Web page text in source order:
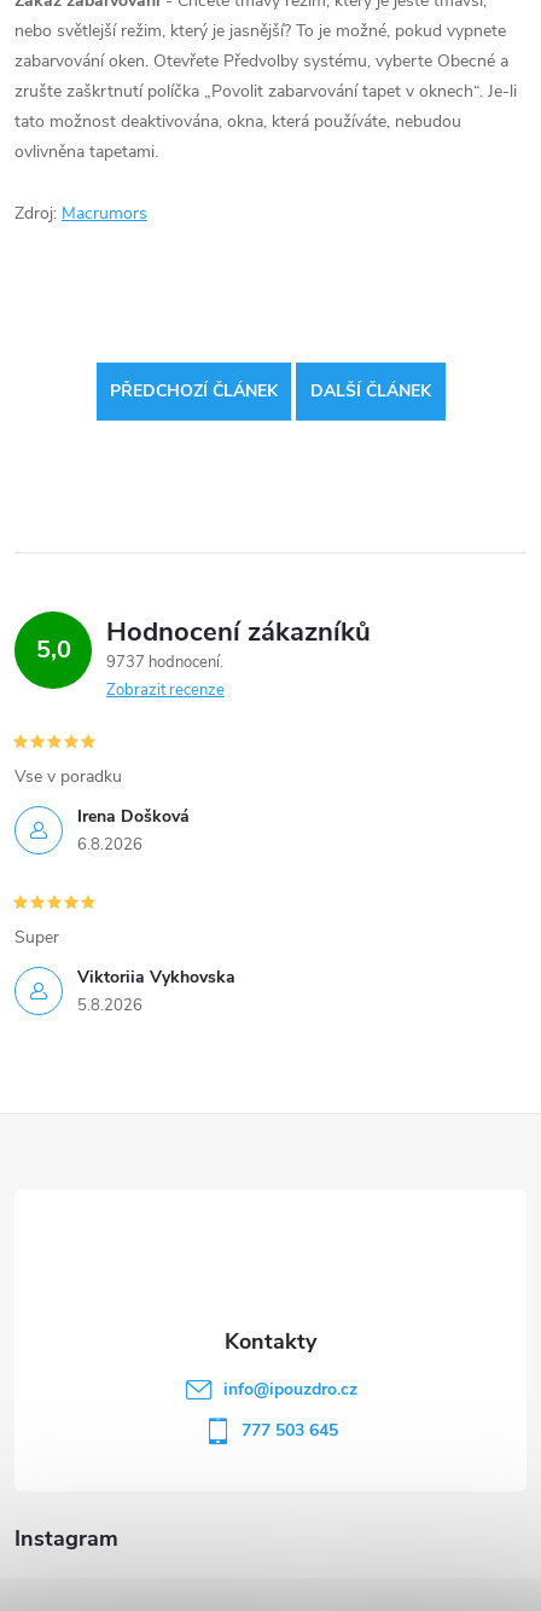
nebo světlejší režim, který je jasnější? To je možné, pokud vypnete
zabarvování oken. Otevřete Předvolby systému, vyberte Obecné a
zrušte zaškrtnutí políčka „Povolit zabarvování tapet v oknech“. Je-li
tato možnost deaktivována, okna, která používáte, nebudou
ovlivněna tapetami.
Zdroj: Macrumors
PŘEDCHOZÍ ČLÁNEK DALŠÍ ČLÁNEK
5,0 Hodnocení zákazníků
9737 hodnocení
Zobrazit recenze
Irena Došková
6.8.2026
Vse v poradku
Viktoriia Vykhovska
5.8.2026
Super
Instagram
info@ipouzdro.cz
777 503 645